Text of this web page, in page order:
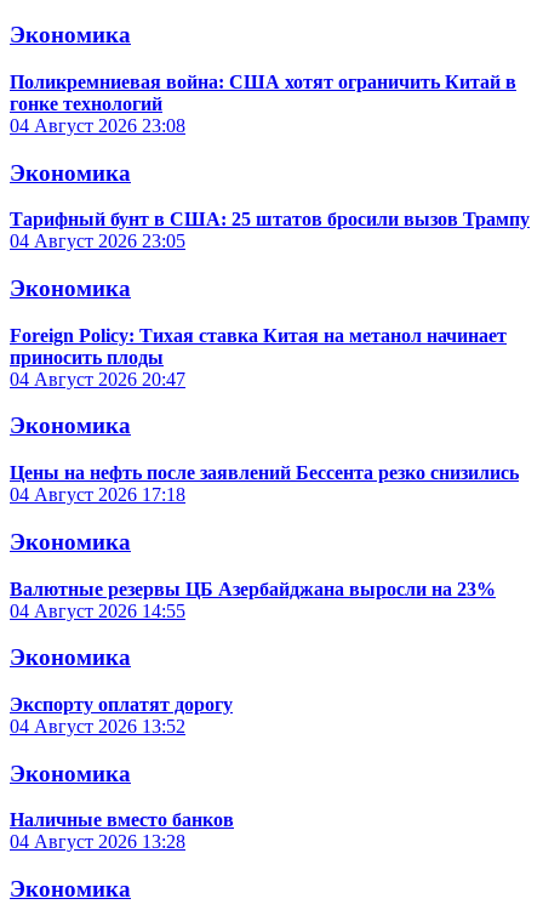
Экономика
Поликремниевая война: США хотят ограничить Китай в
гонке технологий
04 Август 2026 23:08
Экономика
Тарифный бунт в США: 25 штатов бросили вызов Трампу
04 Август 2026 23:05
Экономика
Foreign Policy: Тихая ставка Китая на метанол начинает
приносить плоды
04 Август 2026 20:47
Экономика
Цены на нефть после заявлений Бессента резко снизились
04 Август 2026 17:18
Экономика
Валютные резервы ЦБ Азербайджана выросли на 23%
04 Август 2026 14:55
Экономика
Экспорту оплатят дорогу
04 Август 2026 13:52
Экономика
Наличные вместо банков
04 Август 2026 13:28
Экономика